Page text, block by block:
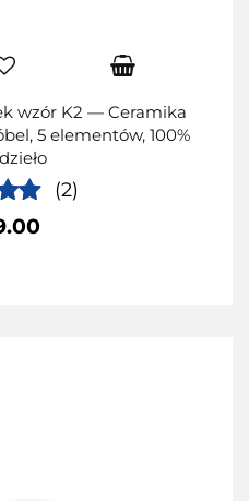
wzór K2 — Ceramika
5 elementów, 100%
(2)